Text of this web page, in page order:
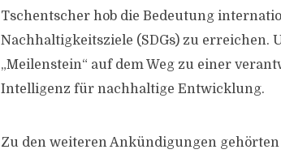
Tschentscher hob die Bedeutung
Nachhaltigkeitsziele (SDGs) zu erreichen.
„Meilenstein“ auf dem Weg zu einer
Intelligenz für nachhaltige Entwicklung.
Zu den weiteren Ankündigungen